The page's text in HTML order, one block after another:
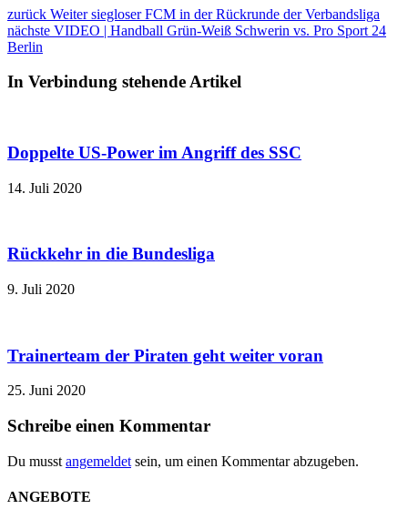
zurück Weiter siegloser FCM in der Rückrunde der Verbandsliga
nächste VIDEO | Handball Grün-Weiß Schwerin vs. Pro Sport 24
Berlin
In Verbindung stehende Artikel
Doppelte US-Power im Angriff des SSC
14. Juli 2020
Rückkehr in die Bundesliga
9. Juli 2020
Trainerteam der Piraten geht weiter voran
25. Juni 2020
Schreibe einen Kommentar
Du musst angemeldet sein, um einen Kommentar abzugeben.
ANGEBOTE